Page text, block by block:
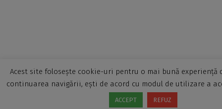
Acest site folosește cookie-uri pentru o mai bună experiență
continuarea navigării, ești de acord cu modul de utilizare a
ACCEPT REFUZ